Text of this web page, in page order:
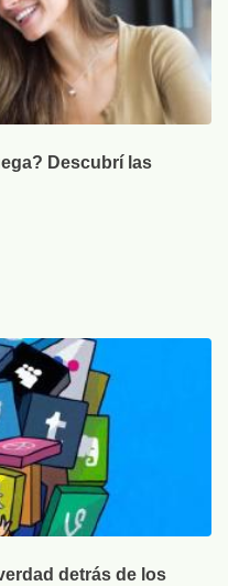
Descubrí las
detrás de los